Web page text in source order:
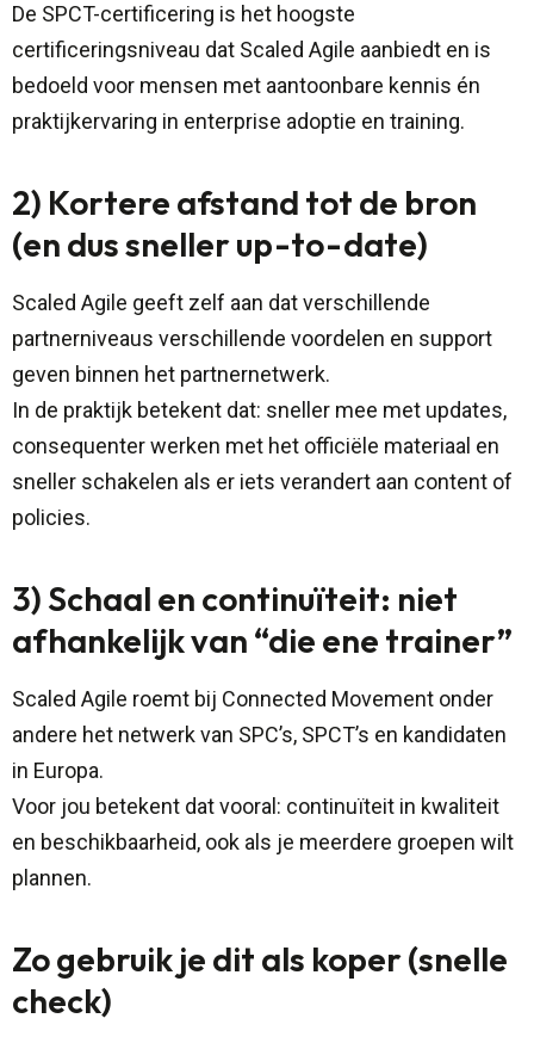
De SPCT-certificering is het hoogste
certificeringsniveau dat Scaled Agile aanbiedt en is
bedoeld voor mensen met aantoonbare kennis én
praktijkervaring in enterprise adoptie en training.
2) Kortere afstand tot de bron
(en dus sneller up-to-date)
Scaled Agile geeft zelf aan dat verschillende
partnerniveaus verschillende voordelen en support
geven binnen het partnernetwerk.
In de praktijk betekent dat: sneller mee met updates,
consequenter werken met het officiële materiaal en
sneller schakelen als er iets verandert aan content of
policies.
3) Schaal en continuïteit: niet
afhankelijk van “die ene trainer”
Scaled Agile roemt bij Connected Movement onder
andere het netwerk van SPC’s, SPCT’s en kandidaten
in Europa.
Voor jou betekent dat vooral: continuïteit in kwaliteit
en beschikbaarheid, ook als je meerdere groepen wilt
plannen.
Zo gebruik je dit als koper (snelle
check)